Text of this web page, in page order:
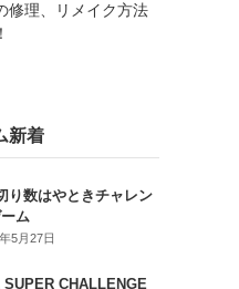
修理、リメイク方法
新着
り数はやときチャレン
ム
5月27日
SUPER CHALLENGE